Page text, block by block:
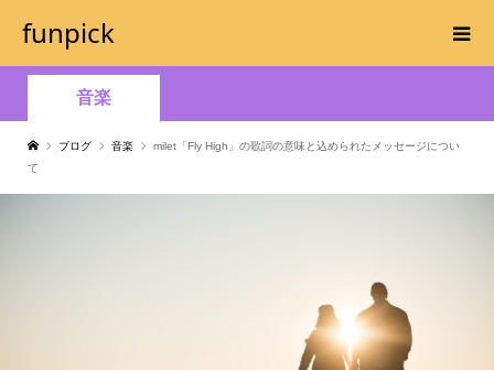
funpick
音楽
ブログ 音楽
milet「Fly High」の歌詞の意味と込められたメッセージについ
て